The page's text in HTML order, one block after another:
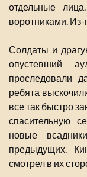
отдельные
воротниками. Из-
Солдаты и
опустевший
проследовали
ребята
все так быстро
спасительную
новые
предыдущих.
смотрел в их